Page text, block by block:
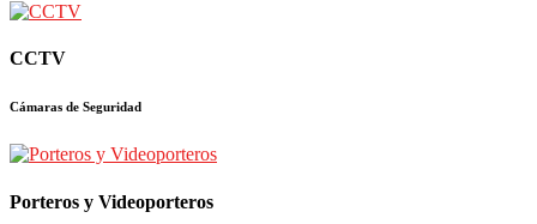
CCTV
Cámaras de Seguridad
Porteros y Videoporteros